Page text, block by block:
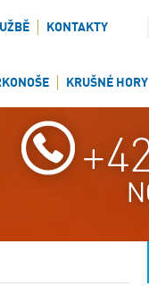
KONTAKTY
KRUŠNÉ HORY